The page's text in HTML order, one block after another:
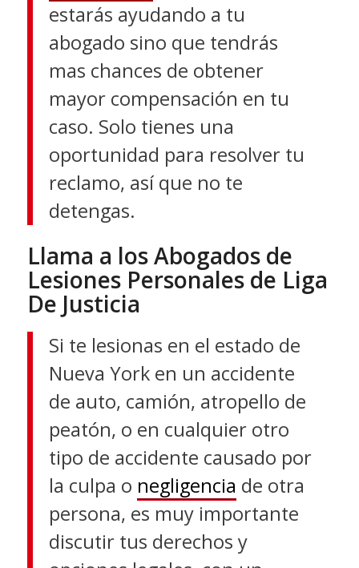
estarás ayudando a tu
abogado sino que tendrás
mas chances de obtener
mayor compensación en tu
caso. Solo tienes una
oportunidad para resolver tu
reclamo, así que no te
detengas.
Llama a los Abogados de
Lesiones Personales de Liga
De Justicia
Si te lesionas en el estado de
Nueva York en un accidente
de auto, camión, atropello de
peatón, o en cualquier otro
tipo de accidente causado por
la culpa o negligencia de otra
persona, es muy importante
discutir tus derechos y